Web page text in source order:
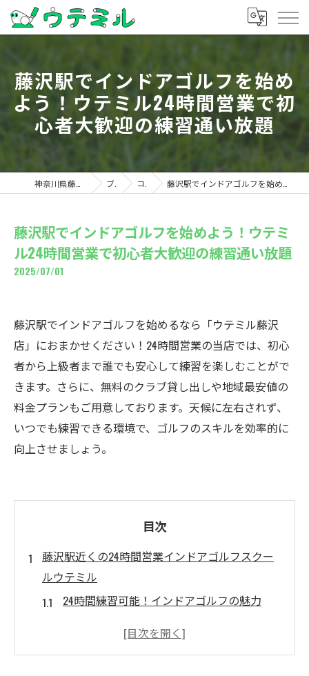
藤沢駅でインドアゴルフを始め
よう！ウテミル24時間営業で初
心者大歓迎の練習通い放題
ブログ コラム 藤沢駅でインドアゴルフを始めよう！ウテミル24時間営業で初心者大歓迎の練習通い放題
藤沢駅でインドアゴルフを始めよう！ウテミ
ル24時間営業で初心者大歓迎の練習通い放題
2025/07/01
藤沢駅でインドアゴルフを始めるなら「ウテミル藤沢
店」におまかせください！24時間営業の当店では、初心
者から上級者まで誰でも安心して練習を楽しむことがで
きます。さらに、無料のクラブ貸し出しや地域最安値の
料金プランもご用意しております。天候に左右されず、
いつでも練習できる環境で、ゴルフのスキルを効率的に
向上させましょう。
目次
藤沢駅近くの24時間営業インドアゴルフスクー
ルウテミル
24時間練習可能！インドアゴルフの魅力
初心者も安心！藤沢駅のインドアゴルフ